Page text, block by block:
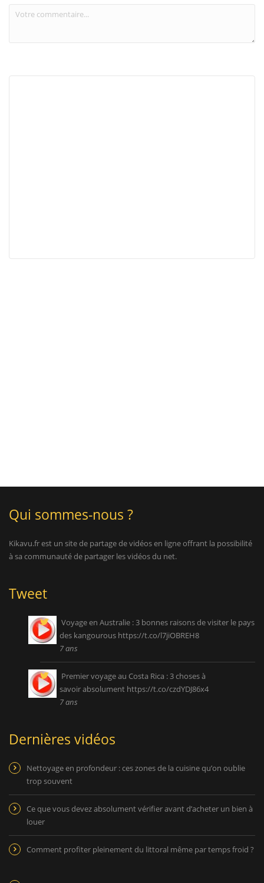
Qui sommes-nous ?
Kikavu.fr est un site de partage de vidéos en ligne offrant la possibilité
à sa communauté de partager les vidéos du net.
Tweet
Voyage en Australie : 3 bonnes raisons de visiter le pays
des kangourous https://t.co/l7jiOBREH8
7 ans
Premier voyage au Costa Rica : 3 choses à
savoir absolument https://t.co/czdYDJ86x4
7 ans
Dernières vidéos
Nettoyage en profondeur : ces zones de la cuisine qu’on oublie
trop souvent
Ce que vous devez absolument vérifier avant d’acheter un bien à
louer
Comment profiter pleinement du littoral même par temps froid ?